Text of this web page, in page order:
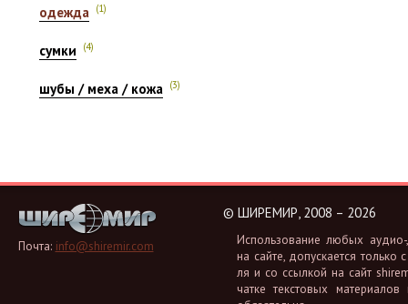
одежда
(1)
сумки (4)
шубы / меха / кожа (3)
Почта: info@shiremir.com
© ШИРЕМИР, 2008 – 2026
Ис­поль­зо­ва­ние любых
на сайте, до­пус­ка­ет­ся
ля и со ссыл­кой на сайт
чат­ке тек­сто­вых